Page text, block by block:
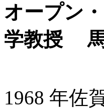
オープン
学教授 馬
1968 年佐